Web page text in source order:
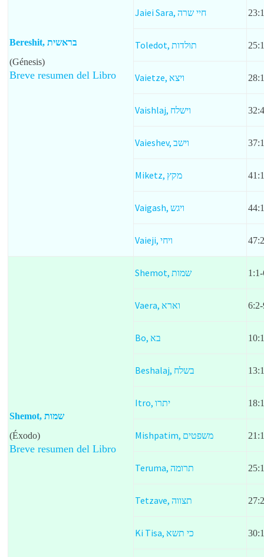
Bereshit, בראשית
(Génesis)
Breve resumen del Libro
Jaiei Sara, חיי שרה
Toledot, תולדות
Vaietze, ויצא
Vaishlaj, וישלח
Vaieshev, וישב
Miketz, מקץ
Vaigash, ויגש
Vaieji, ויחי
Shemot, שמות
(Éxodo)
Breve resumen del Libro
Shemot, שמות
Vaera, וארא
Bo, בא
Beshalaj, בשלח
Itro, יתרו
Mishpatim, משפטים
Teruma, תרומה
Tetzave, תצווה
Ki Tisa, כי תשא